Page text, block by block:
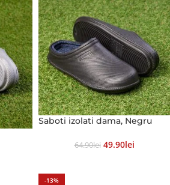
Saboti izolati dama, Negru
64.90Lei 49.90Lei
-13%